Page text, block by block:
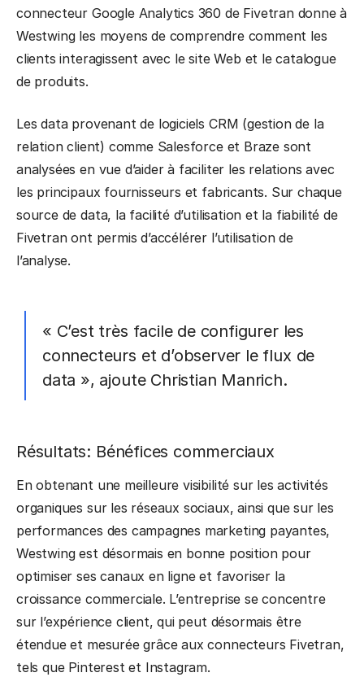
connecteur Google Analytics 360 de Fivetran donne à
Westwing les moyens de comprendre comment les
clients interagissent avec le site Web et le catalogue
de produits.
Les data provenant de logiciels CRM (gestion de la
relation client) comme Salesforce et Braze sont
analysées en vue d’aider à faciliter les relations avec
les principaux fournisseurs et fabricants. Sur chaque
source de data, la facilité d’utilisation et la fiabilité de
Fivetran ont permis d’accélérer l’utilisation de
l’analyse.
« C’est très facile de configurer les
connecteurs et d’observer le flux de
data », ajoute Christian Manrich.
Résultats: Bénéfices commerciaux
En obtenant une meilleure visibilité sur les activités
organiques sur les réseaux sociaux, ainsi que sur les
performances des campagnes marketing payantes,
Westwing est désormais en bonne position pour
optimiser ses canaux en ligne et favoriser la
croissance commerciale. L’entreprise se concentre
sur l’expérience client, qui peut désormais être
étendue et mesurée grâce aux connecteurs Fivetran,
tels que Pinterest et Instagram.